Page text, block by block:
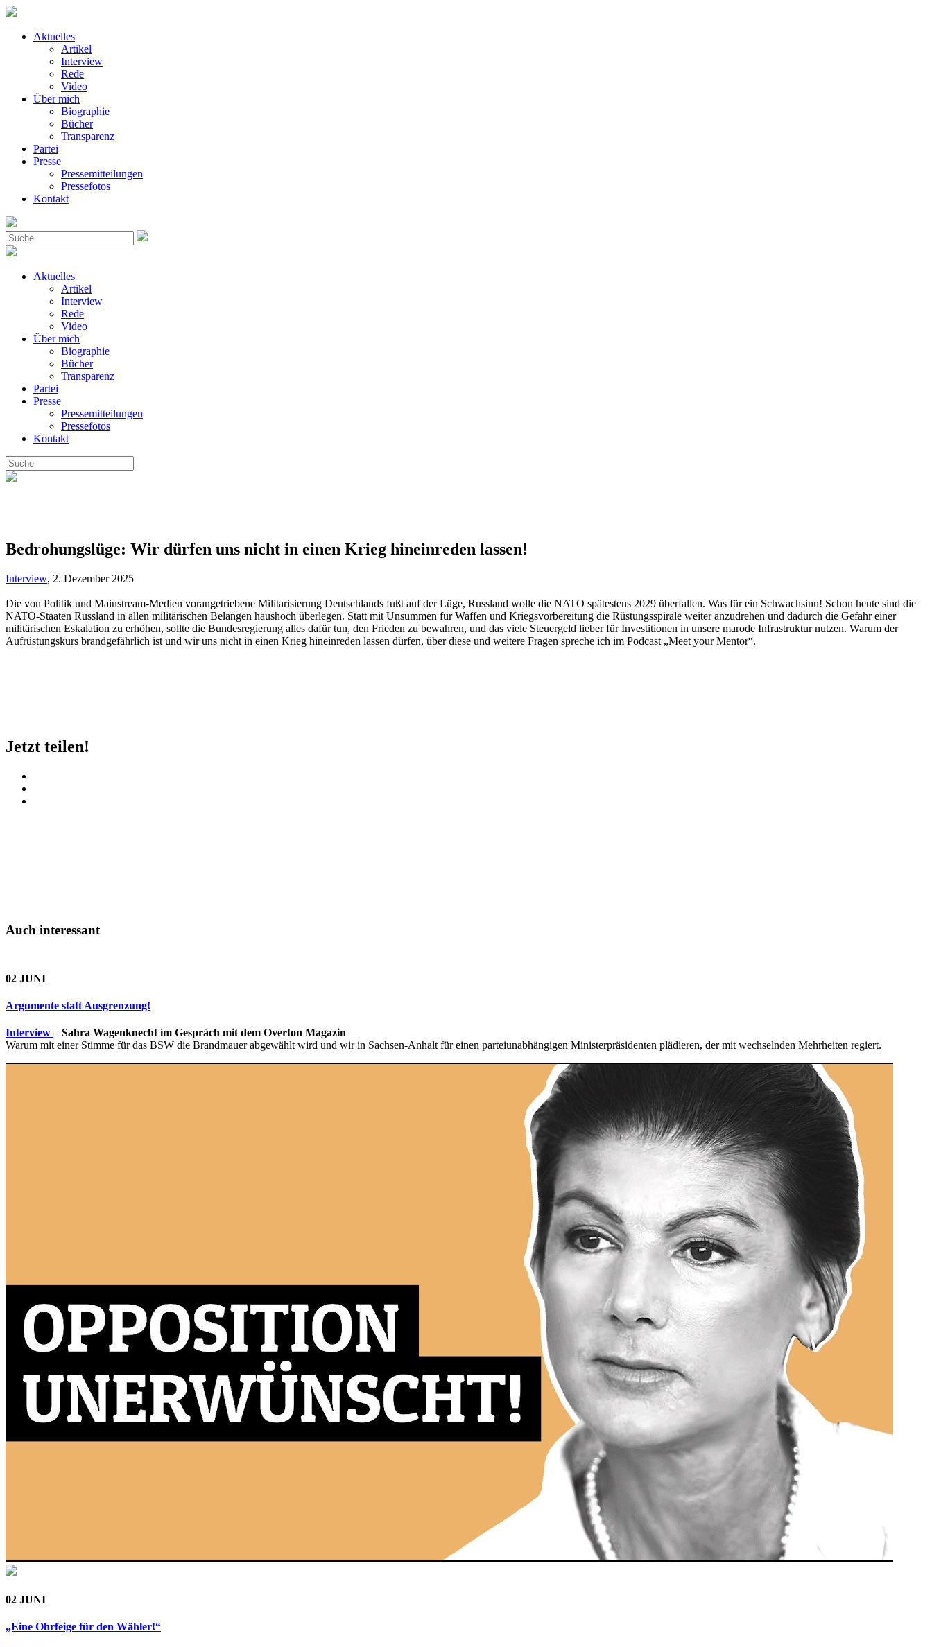
Aktuelles
Artikel
Interview
Rede
Video
Über mich
Biographie
Bücher
Transparenz
Partei
Presse
Pressemitteilungen
Pressefotos
Kontakt
Aktuelles
Artikel
Interview
Rede
Video
Über mich
Biographie
Bücher
Transparenz
Partei
Presse
Pressemitteilungen
Pressefotos
Kontakt
Bedrohungslüge: Wir dürfen uns nicht in einen Krieg hineinreden lassen!
Interview, 2. Dezember 2025
Die von Politik und Mainstream-Medien vorangetriebene Militarisierung Deutschlands fußt auf der Lüge, Russland wolle die NATO spätestens 2029 überfallen. Was für ein Schwachsinn! Schon heute sind die
NATO-Staaten Russland in allen militärischen Belangen haushoch überlegen. Statt mit Unsummen für Waffen und Kriegsvorbereitung die Rüstungsspirale weiter anzudrehen und dadurch die Gefahr einer
militärischen Eskalation zu erhöhen, sollte die Bundesregierung alles dafür tun, den Frieden zu bewahren, und das viele Steuergeld lieber für Investitionen in unsere marode Infrastruktur nutzen. Warum der
Aufrüstungskurs brandgefährlich ist und wir uns nicht in einen Krieg hineinreden lassen dürfen, über diese und weitere Fragen spreche ich im Podcast „Meet your Mentor“.
Jetzt teilen!
Auch interessant
02 JUNI
Argumente statt Ausgrenzung!
Interview – Sahra Wagenknecht im Gespräch mit dem Overton Magazin
Warum mit einer Stimme für das BSW die Brandmauer abgewählt wird und wir in Sachsen-Anhalt für einen parteiunabhängigen Ministerpräsidenten plädieren, der mit wechselnden Mehrheiten regiert.
02 JUNI
„Eine Ohrfeige für den Wähler!“